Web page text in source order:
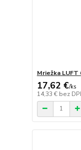
Mriežka LUFT
17,62 €/ks
14,33 € bez